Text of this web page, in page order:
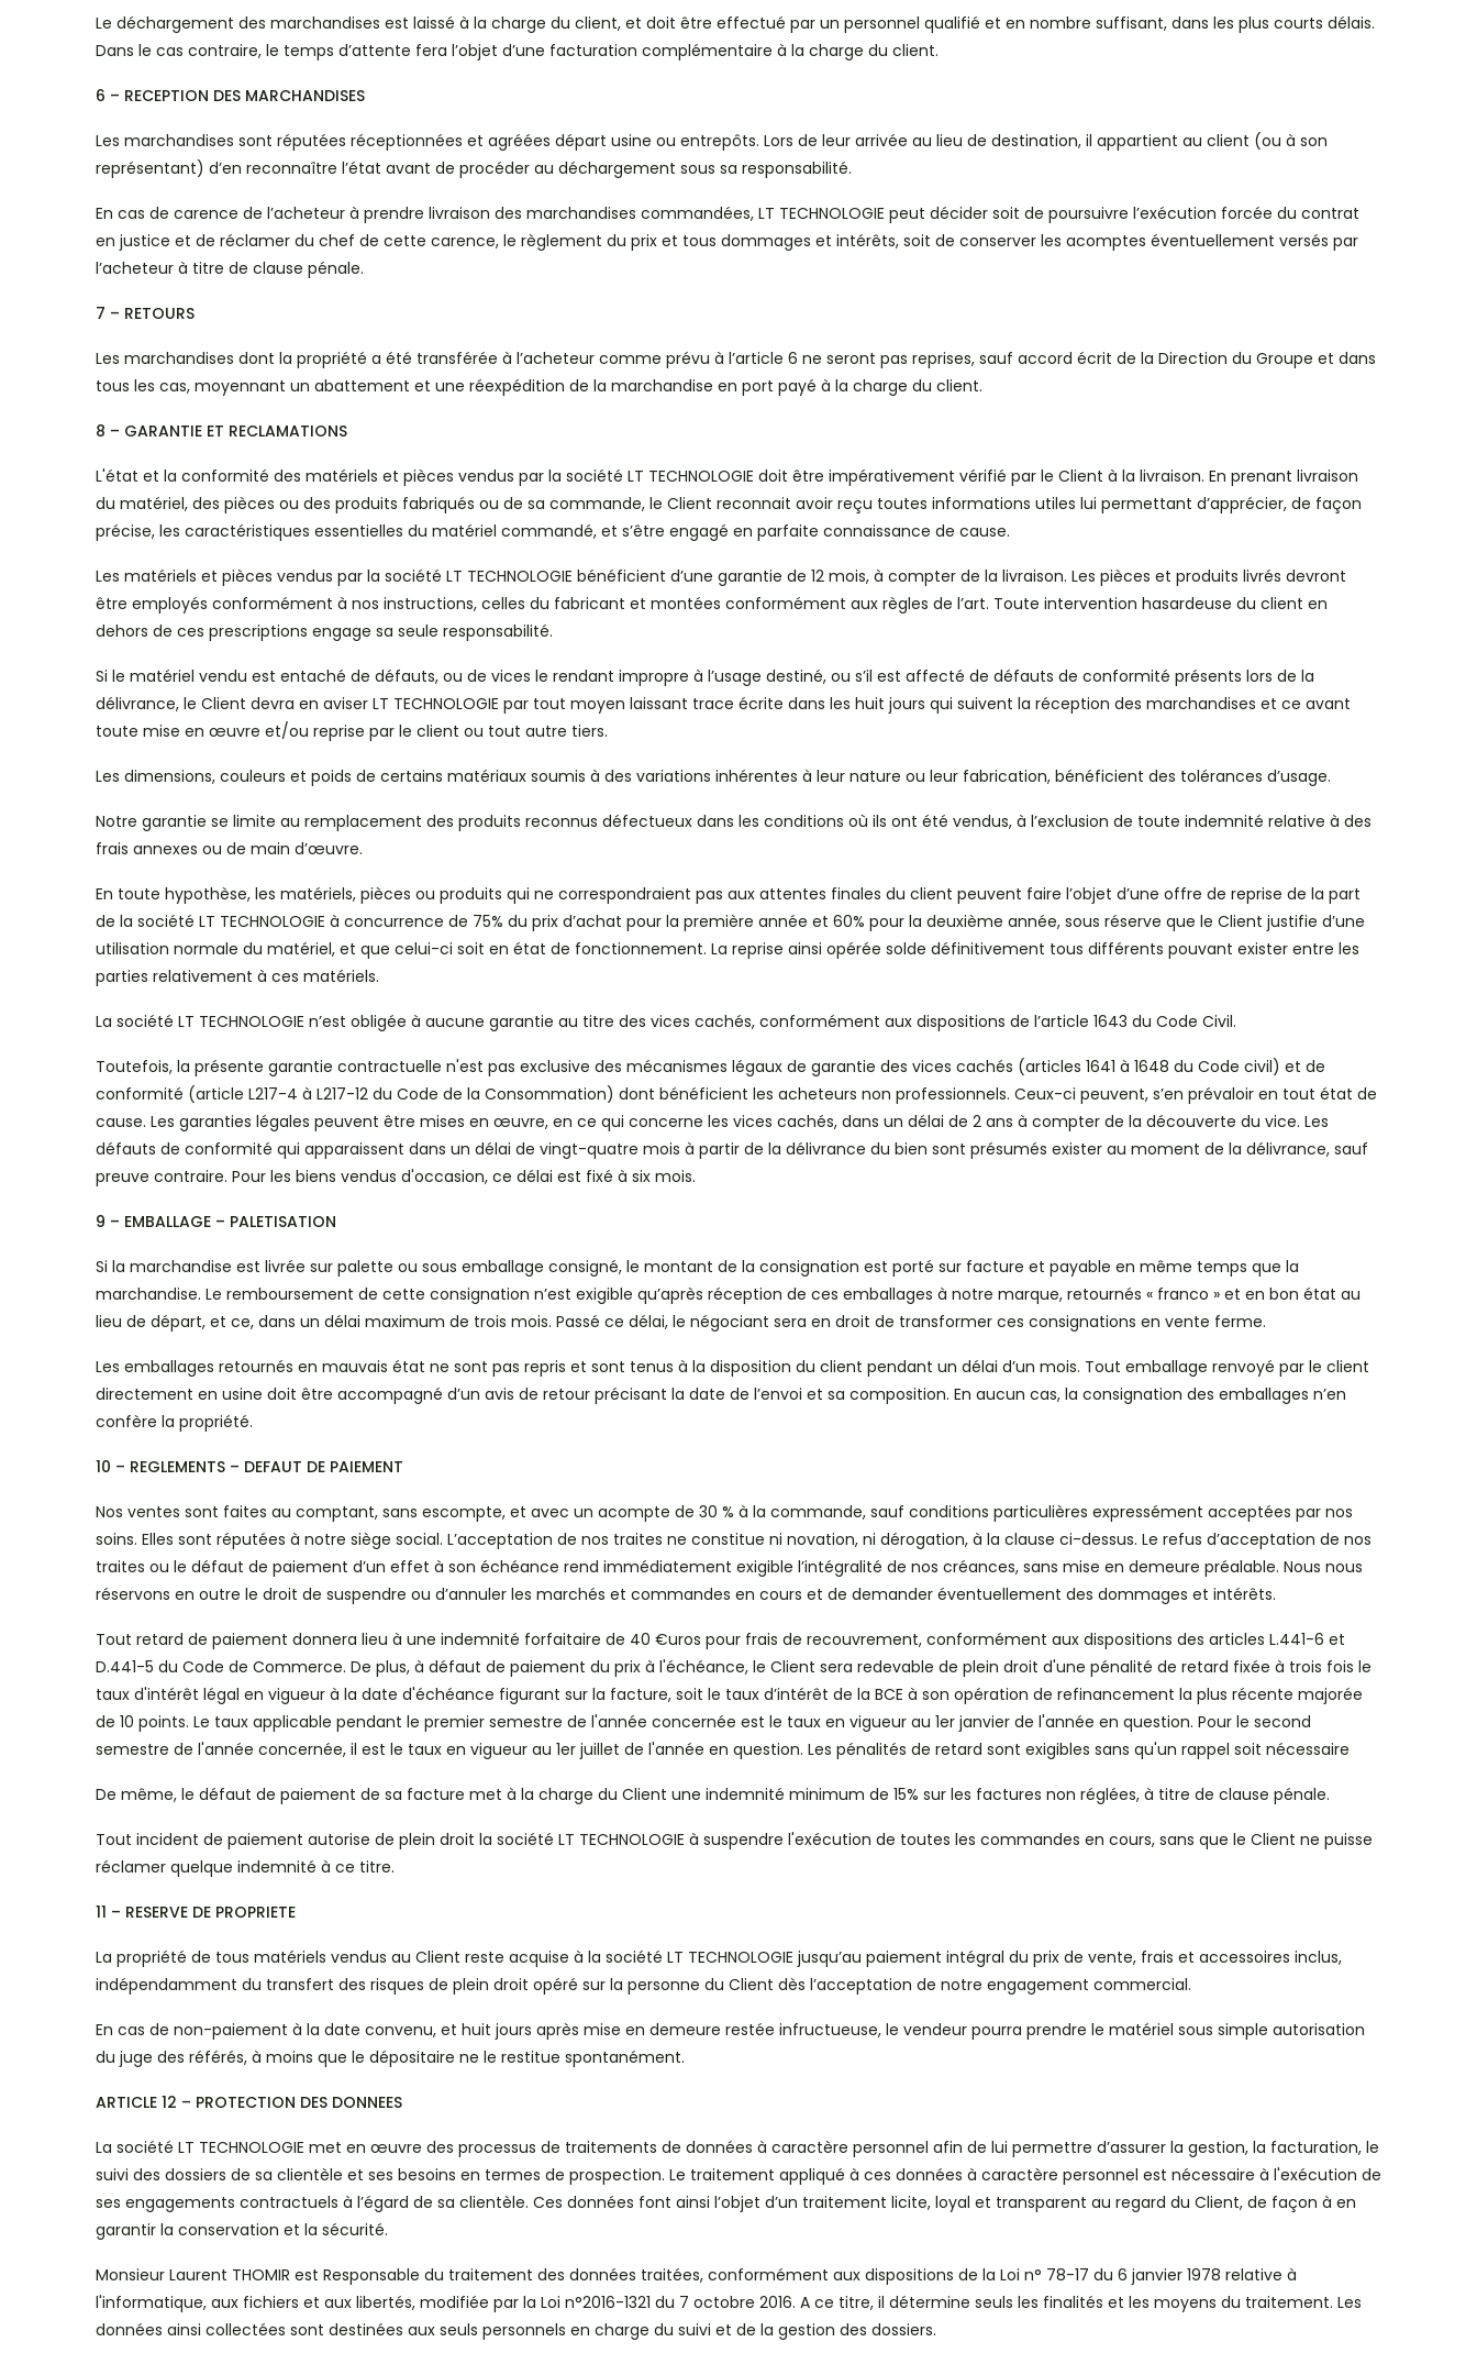
Le déchargement des marchandises est laissé à la charge du client, et doit être effectué par un personnel qualifié et en nombre suffisant, dans les plus courts délais.
Dans le cas contraire, le temps d’attente fera l’objet d’une facturation complémentaire à la charge du client.
6 – RECEPTION DES MARCHANDISES
Les marchandises sont réputées réceptionnées et agréées départ usine ou entrepôts. Lors de leur arrivée au lieu de destination, il appartient au client (ou à son
représentant) d’en reconnaître l’état avant de procéder au déchargement sous sa responsabilité.
En cas de carence de l’acheteur à prendre livraison des marchandises commandées, LT TECHNOLOGIE peut décider soit de poursuivre l’exécution forcée du contrat
en justice et de réclamer du chef de cette carence, le règlement du prix et tous dommages et intérêts, soit de conserver les acomptes éventuellement versés par
l’acheteur à titre de clause pénale.
7 – RETOURS
Les marchandises dont la propriété a été transférée à l’acheteur comme prévu à l’article 6 ne seront pas reprises, sauf accord écrit de la Direction du Groupe et dans
tous les cas, moyennant un abattement et une réexpédition de la marchandise en port payé à la charge du client.
8 – GARANTIE ET RECLAMATIONS
L'état et la conformité des matériels et pièces vendus par la société LT TECHNOLOGIE doit être impérativement vérifié par le Client à la livraison. En prenant livraison
du matériel, des pièces ou des produits fabriqués ou de sa commande, le Client reconnait avoir reçu toutes informations utiles lui permettant d’apprécier, de façon
précise, les caractéristiques essentielles du matériel commandé, et s’être engagé en parfaite connaissance de cause.
Les matériels et pièces vendus par la société LT TECHNOLOGIE bénéficient d’une garantie de 12 mois, à compter de la livraison. Les pièces et produits livrés devront
être employés conformément à nos instructions, celles du fabricant et montées conformément aux règles de l’art. Toute intervention hasardeuse du client en
dehors de ces prescriptions engage sa seule responsabilité.
Si le matériel vendu est entaché de défauts, ou de vices le rendant impropre à l’usage destiné, ou s’il est affecté de défauts de conformité présents lors de la
délivrance, le Client devra en aviser LT TECHNOLOGIE par tout moyen laissant trace écrite dans les huit jours qui suivent la réception des marchandises et ce avant
toute mise en œuvre et/ou reprise par le client ou tout autre tiers.
Les dimensions, couleurs et poids de certains matériaux soumis à des variations inhérentes à leur nature ou leur fabrication, bénéficient des tolérances d’usage.
Notre garantie se limite au remplacement des produits reconnus défectueux dans les conditions où ils ont été vendus, à l’exclusion de toute indemnité relative à des
frais annexes ou de main d’œuvre.
En toute hypothèse, les matériels, pièces ou produits qui ne correspondraient pas aux attentes finales du client peuvent faire l’objet d’une offre de reprise de la part
de la société LT TECHNOLOGIE à concurrence de 75% du prix d’achat pour la première année et 60% pour la deuxième année, sous réserve que le Client justifie d’une
utilisation normale du matériel, et que celui-ci soit en état de fonctionnement. La reprise ainsi opérée solde définitivement tous différents pouvant exister entre les
parties relativement à ces matériels.
La société LT TECHNOLOGIE n’est obligée à aucune garantie au titre des vices cachés, conformément aux dispositions de l’article 1643 du Code Civil.
Toutefois, la présente garantie contractuelle n'est pas exclusive des mécanismes légaux de garantie des vices cachés (articles 1641 à 1648 du Code civil) et de
conformité (article L217-4 à L217-12 du Code de la Consommation) dont bénéficient les acheteurs non professionnels. Ceux-ci peuvent, s’en prévaloir en tout état de
cause. Les garanties légales peuvent être mises en œuvre, en ce qui concerne les vices cachés, dans un délai de 2 ans à compter de la découverte du vice. Les
défauts de conformité qui apparaissent dans un délai de vingt-quatre mois à partir de la délivrance du bien sont présumés exister au moment de la délivrance, sauf
preuve contraire. Pour les biens vendus d'occasion, ce délai est fixé à six mois.
9 – EMBALLAGE – PALETISATION
Si la marchandise est livrée sur palette ou sous emballage consigné, le montant de la consignation est porté sur facture et payable en même temps que la
marchandise. Le remboursement de cette consignation n’est exigible qu’après réception de ces emballages à notre marque, retournés « franco » et en bon état au
lieu de départ, et ce, dans un délai maximum de trois mois. Passé ce délai, le négociant sera en droit de transformer ces consignations en vente ferme.
Les emballages retournés en mauvais état ne sont pas repris et sont tenus à la disposition du client pendant un délai d’un mois. Tout emballage renvoyé par le client
directement en usine doit être accompagné d’un avis de retour précisant la date de l’envoi et sa composition. En aucun cas, la consignation des emballages n’en
confère la propriété.
10 – REGLEMENTS – DEFAUT DE PAIEMENT
Nos ventes sont faites au comptant, sans escompte, et avec un acompte de 30 % à la commande, sauf conditions particulières expressément acceptées par nos
soins. Elles sont réputées à notre siège social. L’acceptation de nos traites ne constitue ni novation, ni dérogation, à la clause ci-dessus. Le refus d’acceptation de nos
traites ou le défaut de paiement d’un effet à son échéance rend immédiatement exigible l’intégralité de nos créances, sans mise en demeure préalable. Nous nous
réservons en outre le droit de suspendre ou d’annuler les marchés et commandes en cours et de demander éventuellement des dommages et intérêts.
Tout retard de paiement donnera lieu à une indemnité forfaitaire de 40 €uros pour frais de recouvrement, conformément aux dispositions des articles L.441-6 et
D.441-5 du Code de Commerce. De plus, à défaut de paiement du prix à l'échéance, le Client sera redevable de plein droit d'une pénalité de retard fixée à trois fois le
taux d'intérêt légal en vigueur à la date d'échéance figurant sur la facture, soit le taux d’intérêt de la BCE à son opération de refinancement la plus récente majorée
de 10 points. Le taux applicable pendant le premier semestre de l'année concernée est le taux en vigueur au 1er janvier de l'année en question. Pour le second
semestre de l'année concernée, il est le taux en vigueur au 1er juillet de l'année en question. Les pénalités de retard sont exigibles sans qu'un rappel soit nécessaire
De même, le défaut de paiement de sa facture met à la charge du Client une indemnité minimum de 15% sur les factures non réglées, à titre de clause pénale.
Tout incident de paiement autorise de plein droit la société LT TECHNOLOGIE à suspendre l'exécution de toutes les commandes en cours, sans que le Client ne puisse
réclamer quelque indemnité à ce titre.
11 – RESERVE DE PROPRIETE
La propriété de tous matériels vendus au Client reste acquise à la société LT TECHNOLOGIE jusqu’au paiement intégral du prix de vente, frais et accessoires inclus,
indépendamment du transfert des risques de plein droit opéré sur la personne du Client dès l’acceptation de notre engagement commercial.
En cas de non-paiement à la date convenu, et huit jours après mise en demeure restée infructueuse, le vendeur pourra prendre le matériel sous simple autorisation
du juge des référés, à moins que le dépositaire ne le restitue spontanément.
ARTICLE 12 – PROTECTION DES DONNEES
La société LT TECHNOLOGIE met en œuvre des processus de traitements de données à caractère personnel afin de lui permettre d’assurer la gestion, la facturation, le
suivi des dossiers de sa clientèle et ses besoins en termes de prospection. Le traitement appliqué à ces données à caractère personnel est nécessaire à l'exécution de
ses engagements contractuels à l’égard de sa clientèle. Ces données font ainsi l’objet d’un traitement licite, loyal et transparent au regard du Client, de façon à en
garantir la conservation et la sécurité.
Monsieur Laurent THOMIR est Responsable du traitement des données traitées, conformément aux dispositions de la Loi n° 78-17 du 6 janvier 1978 relative à
l'informatique, aux fichiers et aux libertés, modifiée par la Loi n°2016-1321 du 7 octobre 2016. A ce titre, il détermine seuls les finalités et les moyens du traitement. Les
données ainsi collectées sont destinées aux seuls personnels en charge du suivi et de la gestion des dossiers.